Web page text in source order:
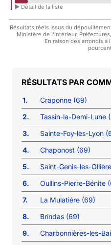
► Détail de la liste
Résultats réels issus du
Ministère de l'intérieur,
En raison des arrondis à
1.
Craponne (69)
2.
Tassin-la-Demi-Lune
3.
Sainte-Foy-lès-Lyon
4.
Chaponost (69)
5.
Saint-Genis-les-
6.
Oullins-Pierre-Bénite
7.
La Mulatière (69)
8.
Brindas (69)
9.
Charbonnières-les-